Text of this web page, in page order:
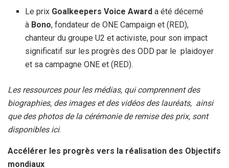
Le prix Goalkeepers Voice Award a été décerné
à Bono, fondateur de ONE Campaign et (RED),
chanteur du groupe U2 et activiste, pour son impact
significatif sur les progrès des ODD par le plaidoyer
et sa campagne ONE et (RED).
Les ressources pour les médias, qui comprennent des
biographies, des images et des vidéos des lauréats, ainsi
que des photos de la cérémonie de remise des prix, sont
disponibles ici.
Accélérer les progrès vers la réalisation des Objectifs
mondiaux